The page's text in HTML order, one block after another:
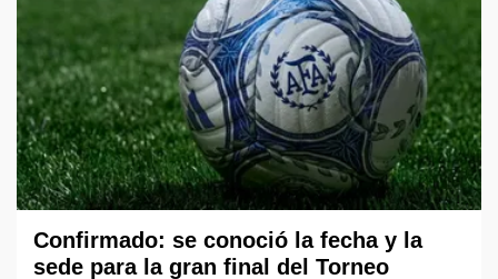
Confirmado: se conoció la fecha y la
sede para la gran final del Torneo